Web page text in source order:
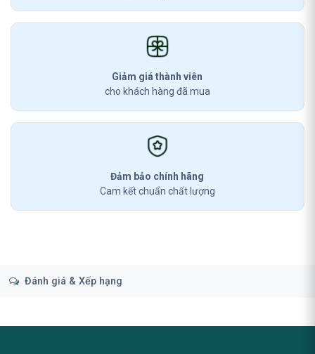
Giảm giá thành viên
cho khách hàng đã mua
Đảm bảo chính hãng
Cam kết chuẩn chất lượng
Đánh giá & Xếp hạng